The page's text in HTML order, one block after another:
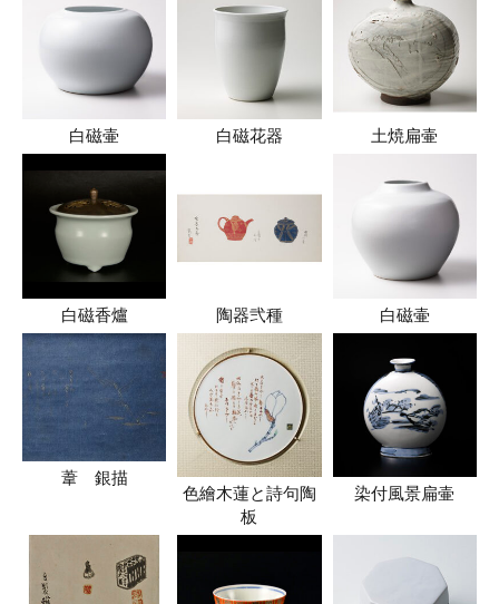
白磁壷 白磁花器 土焼扁壷
白磁香爐 陶器弐種 白磁壷
葦 銀描
色繪木蓮と詩句陶
板
染付風景扁壷